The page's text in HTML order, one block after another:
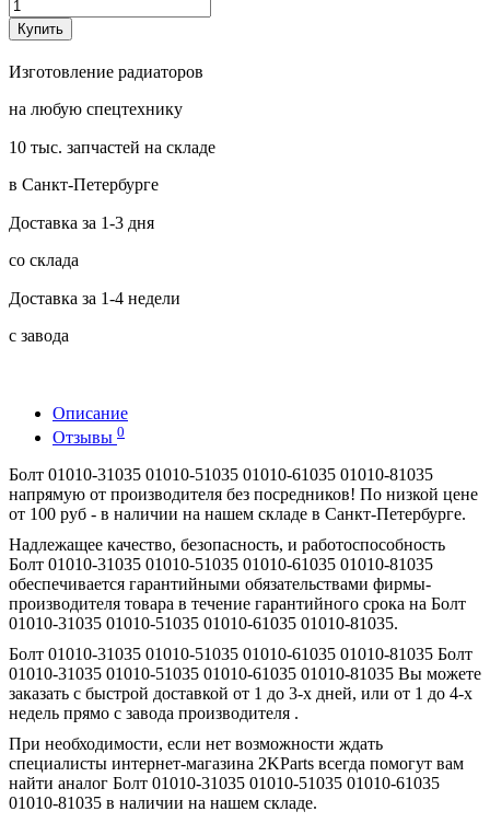
Купить
Изготовление радиаторов
на любую спецтехнику
10 тыс. запчастей на складе
в Санкт-Петербурге
Доставка за 1-3 дня
со склада
Доставка за 1-4 недели
с завода
Описание
Отзывы 0
Болт 01010-31035 01010-51035 01010-61035 01010-81035
напрямую от производителя без посредников! По низкой цене
от 100 руб - в наличии на нашем складе в Санкт-Петербурге.
Надлежащее качество, безопасность, и работоспособность
Болт 01010-31035 01010-51035 01010-61035 01010-81035
обеспечивается гарантийными обязательствами фирмы-
производителя товара в течение гарантийного срока на Болт
01010-31035 01010-51035 01010-61035 01010-81035.
Болт 01010-31035 01010-51035 01010-61035 01010-81035 Болт
01010-31035 01010-51035 01010-61035 01010-81035 Вы можете
заказать с быстрой доставкой от 1 до 3-х дней, или от 1 до 4-х
недель прямо с завода производителя .
При необходимости, если нет возможности ждать
специалисты интернет-магазина 2KParts всегда помогут вам
найти аналог Болт 01010-31035 01010-51035 01010-61035
01010-81035 в наличии на нашем складе.